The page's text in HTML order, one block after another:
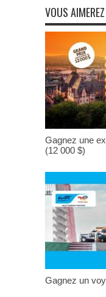
VOUS
Gagnez une
(12 000 $)
Gagnez un